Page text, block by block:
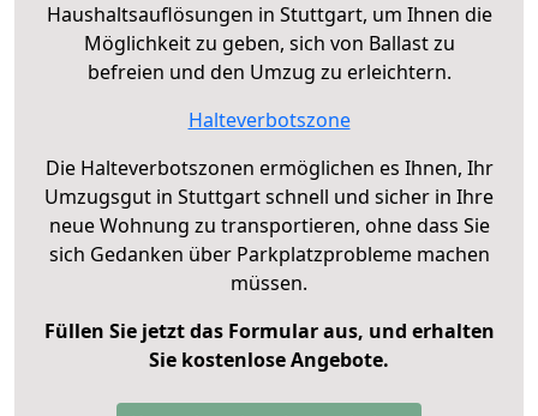
Haushaltsauflösungen in Stuttgart, um Ihnen die
Möglichkeit zu geben, sich von Ballast zu
befreien und den Umzug zu erleichtern.
Halteverbotszone
Die Halteverbotszonen ermöglichen es Ihnen, Ihr
Umzugsgut in Stuttgart schnell und sicher in Ihre
neue Wohnung zu transportieren, ohne dass Sie
sich Gedanken über Parkplatzprobleme machen
müssen.
Füllen Sie jetzt das Formular aus, und erhalten
Sie kostenlose Angebote.